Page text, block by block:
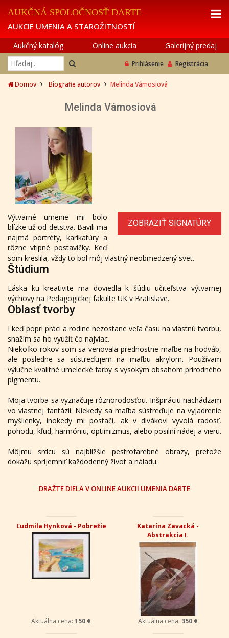
AUKČNÁ SPOLOČNOSŤ DARTE
AUKCIE UMENIA A STAROŽITNOSTÍ
Aukčný katalóg Online aukcia Galerijný predaj
Prihlásenie Registrácia
Domov Biografie autorov Melinda Vámosiová
Melinda Vámosiová
ZOBRAZIŤ SIGNATÚRY
Výtvarné umenie mi bolo
blízke už od detstva. Bavili ma
najmä portréty, karikatúry a
rôzne vtipné postavičky. Keď
som kreslila, vždy to bol môj vlastný neobmedzený svet.
Štúdium
Láska ku kreativite ma doviedla k šúdiu učiteľstva výtvarnej
výchovy na Pedagogickej fakulte UK v Bratislave.
Oblasť tvorby
I keď popri práci a rodine nezostane veľa času na vlastnú tvorbu,
snažím sa ho využiť čo najviac.
Niekoľko rokov som sa venovala prednostne maľbe na hodváb,
ale posledne sa sústreďujem na maľbu akrylom. Používam
výlučne kvalitné umelecké farby s vysokým obsahom prírodného
pigmentu.
Moja tvorba sa vyznačuje rôznorodosťou. Inšpiráciu nachádzam
vo vlastnej fantázii. Niekedy sa maľba sústreďuje na vyjadrenie
myšlienky, inokedy mi postačí, ak v divákovi vyvolá radosť,
pohodu, kľud, harmóniu, optimizmus, alebo posilní nádej a vieru.
Môjmu srdcu sú najbližšie pestrofarebné obrazy, pretože
dokážu spríjemniť každodenný život a náladu.
DRAŽTE DIELA V ONLINE AUKCII UMENIA DARTE
Ľudmila Hynková - Pobrežie
Aktuálna cena: 150 €
Katarína Zavacká -
Abstrakcia I.
Aktuálna cena: 350 €